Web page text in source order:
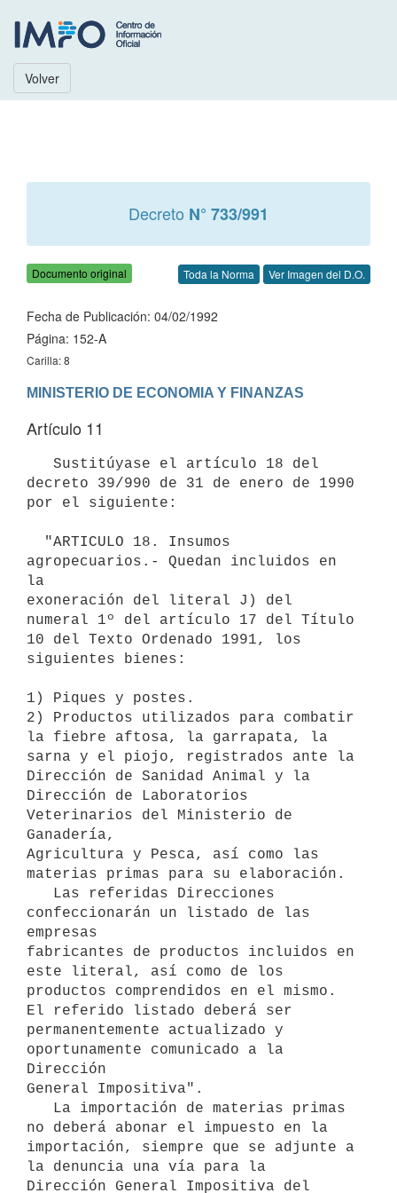
Volver
Decreto N° 733/991
Documento original Toda la Norma Ver Imagen del D.O.
Fecha de Publicación: 04/02/1992
Página: 152-A
Carilla: 8
MINISTERIO DE ECONOMIA Y FINANZAS
Artículo 11
decreto 39/990 de 31 de enero de 1990
por el siguiente:
agropecuarios.- Quedan incluidos en
la
exoneración del literal J) del
numeral 1º del artículo 17 del Título
10 del Texto Ordenado 1991, los
siguientes bienes:
1) Piques y postes.
2) Productos utilizados para combatir
la fiebre aftosa, la garrapata, la
sarna y el piojo, registrados ante la
Dirección de Sanidad Animal y la
Dirección de Laboratorios
Veterinarios del Ministerio de
Ganadería,
Agricultura y Pesca, así como las
materias primas para su elaboración.
confeccionarán un listado de las
empresas
fabricantes de productos incluidos en
este literal, así como de los
productos comprendidos en el mismo.
El referido listado deberá ser
permanentemente actualizado y
oportunamente comunicado a la
Dirección
General Impositiva".
no deberá abonar el impuesto en la
importación, siempre que se adjunte a
la denuncia una vía para la
Dirección General Impositiva del